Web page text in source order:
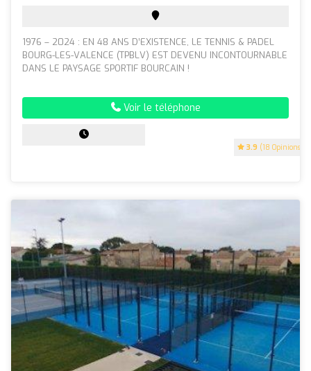
3.9 (18 Opinions)
1976 – 2024 : EN 48 ANS D’EXISTENCE, LE TENNIS & PADEL
BOURG-LES-VALENCE (TPBLV) EST DEVENU INCONTOURNABLE
DANS LE PAYSAGE SPORTIF BOURCAIN !
Voir le téléphone